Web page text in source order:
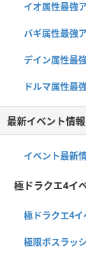
イオ属性最強
バギ属性最強
デイン属性最
ドルマ属性最
最新イベント情報
イベント最新
極ドラクエ4イ
極ドラクエ4
極限ボスラッ